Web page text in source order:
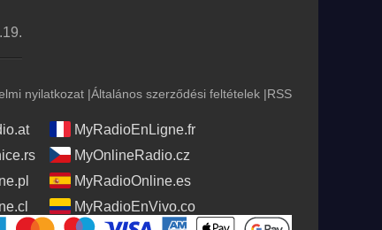
nyilatkozat |Általános szerződési feltételek |RSS
MyRadioEnLigne.fr
MyOnlineRadio.cz
MyRadioOnline.es
MyRadioEnVivo.co